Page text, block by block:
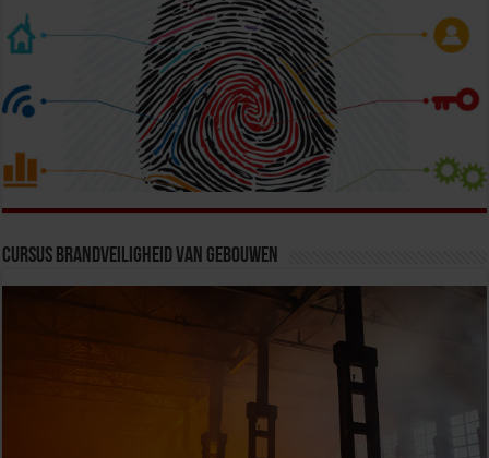
Cursus Brandveiligheid van Gebouwen